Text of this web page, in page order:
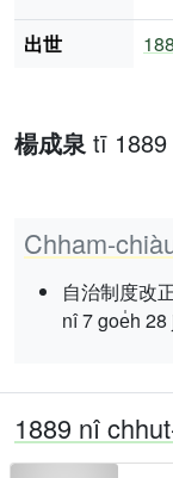
楊成泉 tī
Chham-
自治制度改
nî 7 goe̍h 28
出世
1889 nî